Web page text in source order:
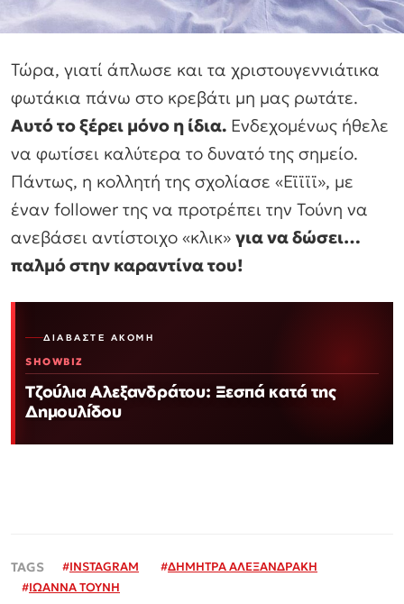
Τώρα, γιατί άπλωσε και τα χριστουγεννιάτικα
φωτάκια πάνω στο κρεβάτι μη μας ρωτάτε.
Αυτό το ξέρει μόνο η ίδια. Ενδεχομένως ήθελε
να φωτίσει καλύτερα το δυνατό της σημείο.
Πάντως, η κολλητή της σχολίασε «Εϊϊϊϊ», με
έναν follower της να προτρέπει την Τούνη να
ανεβάσει αντίστοιχο «κλικ» για να δώσει…
παλμό στην καραντίνα του!
ΔΙΑΒΆΣΤΕ ΑΚΌΜΗ
SHOWBIZ
Τζούλια Αλεξανδράτου: Ξεσπά κατά της
Δημουλίδου
#INSTAGRAM #ΔΗΜΗΤΡΑ ΑΛΕΞΑΝΔΡΑΚΗ
#ΙΩΑΝΝΑ ΤΟΥΝΗ